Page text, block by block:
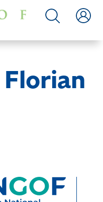
Florian